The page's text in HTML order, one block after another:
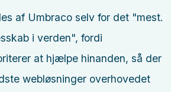
af Umbraco selv for det "mest.
i verden", fordi
at hjælpe hinanden, så der
webløsninger overhovedet